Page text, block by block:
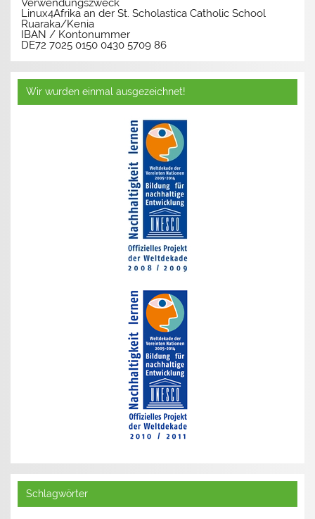
Verwendungszweck
Linux4Afrika an der St. Scholastica Catholic School
Ruaraka/Kenia
IBAN / Kontonummer
DE72 7025 0150 0430 5709 86
Wir wurden einmal ausgezeichnet!
Schlagwörter